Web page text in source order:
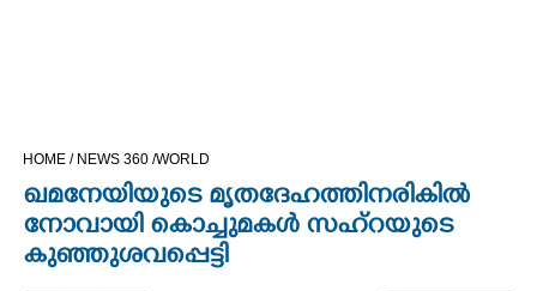
CINEMA
OPINION
HOME / NEWS 360 /WORLD
ഖമനേയിയുടെ മൃതദേഹത്തിനരികിൽ
നോവായി കൊച്ചുമകൾ സഹ്റയുടെ
കുഞ്ഞുശവപ്പെട്ടി